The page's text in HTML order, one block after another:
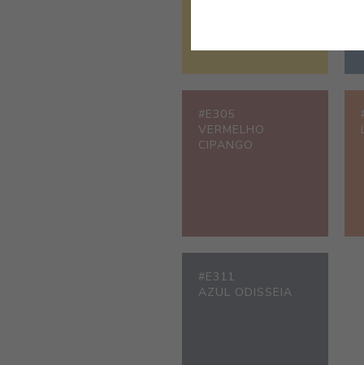
#E305
VERMELHO
CIPANGO
#E311
AZUL ODISSEIA